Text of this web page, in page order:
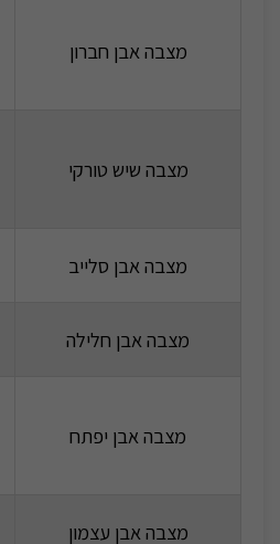
מצבה אבן חברון
מצבה שיש טורקי
מצבה אבן סלייב
מצבה אבן חלילה
מצבה אבן יפתח
מצבה אבן עצמון